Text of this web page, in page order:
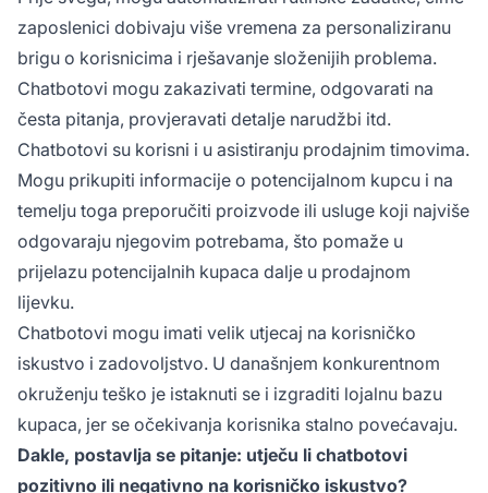
zaposlenici dobivaju više vremena za personaliziranu
brigu o korisnicima i rješavanje složenijih problema.
Chatbotovi mogu zakazivati termine, odgovarati na
česta pitanja, provjeravati detalje narudžbi itd.
Chatbotovi su korisni i u asistiranju prodajnim timovima.
Mogu prikupiti informacije o potencijalnom kupcu i na
temelju toga preporučiti proizvode ili usluge koji najviše
odgovaraju njegovim potrebama, što pomaže u
prijelazu potencijalnih kupaca dalje u prodajnom
lijevku.
Chatbotovi mogu imati velik utjecaj na korisničko
iskustvo i zadovoljstvo. U današnjem konkurentnom
okruženju teško je istaknuti se i izgraditi lojalnu bazu
kupaca, jer se očekivanja korisnika stalno povećavaju.
Dakle, postavlja se pitanje: utječu li chatbotovi
pozitivno ili negativno na korisničko iskustvo?